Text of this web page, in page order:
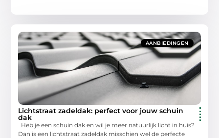
AANBIEDINGEN
Lichtstraat zadeldak: perfect voor jouw schuin
dak
Heb je een schuin dak en wil je meer natuurlijk licht in huis?
Dan is een lichtstraat zadeldak misschien wel de perfecte